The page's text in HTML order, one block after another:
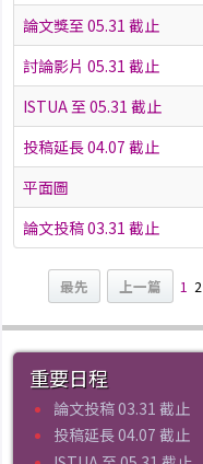
論文獎至 05.31 截止
討論影片 05.31 截止
ISTUA 至 05.31 截止
投稿延長 04.07 截止
平面圖
論文投稿 03.31 截止
最先 上一篇 1 2
重要日程
論文投稿 03.31 截止
投稿延長 04.07 截止